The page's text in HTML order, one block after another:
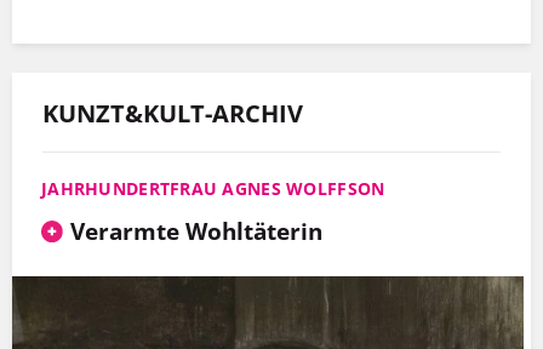
KUNZT&KULT-ARCHIV
JAHRHUNDERTFRAU AGNES WOLFFSON
Verarmte Wohltäterin